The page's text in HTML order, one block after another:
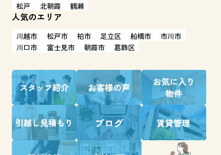
松戸
北朝霞 鶴瀬
人気のエリア
川越市 松戸市 柏市 足立区 船橋市
市川市
川口市
富士見市 朝霞市 葛飾区